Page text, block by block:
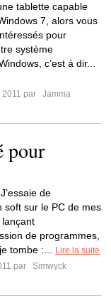
tablette capable
7, alors vous
pour
système
c’est à dir...
2011 par
Jamma
pour
de
soft sur le PC de mes
de programmes,
tombe :...
Lire la suite
par
Simwyck